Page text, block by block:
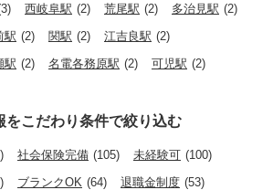
西岐阜駅 (2) 荒尾駅 (2) 多治見駅 (2)
駅 (2) 関駅 (2) 江吉良駅 (2)
駅 (2) 名電各務原駅 (2) 可児駅 (2)
をこだわり条件で絞り込む
社会保険完備 (105) 未経験可 (100)
ブランクOK (64) 退職金制度 (53)